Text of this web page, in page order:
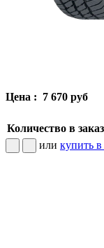
Цена : 7 670 руб
Количество в
или купить